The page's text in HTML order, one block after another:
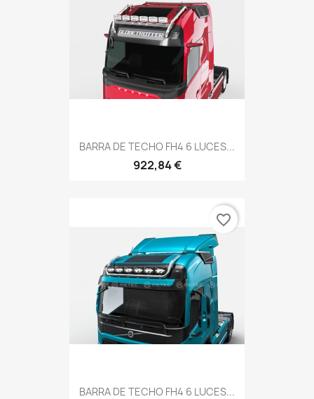
BARRA DE TECHO FH4 6 LUCES...
922,84 €
BARRA DE TECHO FH4 6 LUCES...
favorite_border